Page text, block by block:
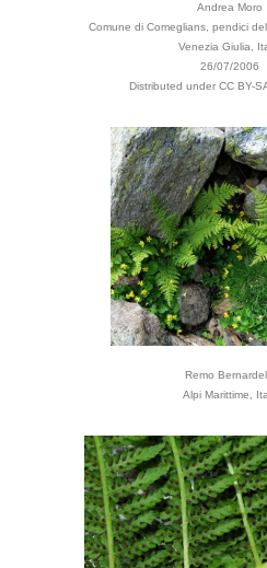
Andrea Moro
Comune di Comeglians, pendici
Venezia Giulia,
26/07/2006
Distributed under CC BY-
Remo
Alpi Marittime,